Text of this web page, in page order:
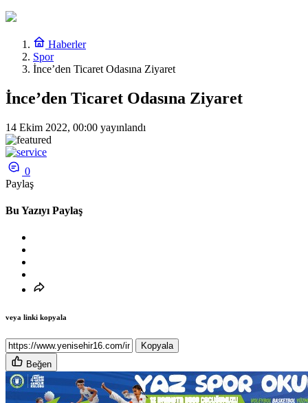
Haberler
Spor
İnce’den Ticaret Odasına Ziyaret
İnce’den Ticaret Odasına Ziyaret
14 Ekim 2022, 00:00 yayınlandı
0
Paylaş
Bu Yazıyı Paylaş
veya linki kopyala
Kopyala
Beğen